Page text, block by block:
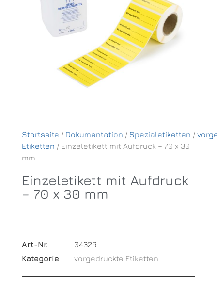
Startseite / Dokumentation / Spezialetiketten /
Etiketten / Einzeletikett mit Aufdruck – 70 x 30
mm
Einzeletikett mit Aufdruck
– 70 x 30 mm
Art-Nr.
04326
Kategorie
vorgedruckte Etiketten